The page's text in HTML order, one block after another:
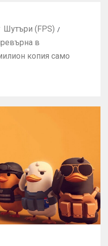
Шутъри (FPS)
в
копия само